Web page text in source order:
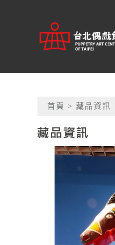
台北偶戲館
首頁 > 藏品資訊
藏品資訊